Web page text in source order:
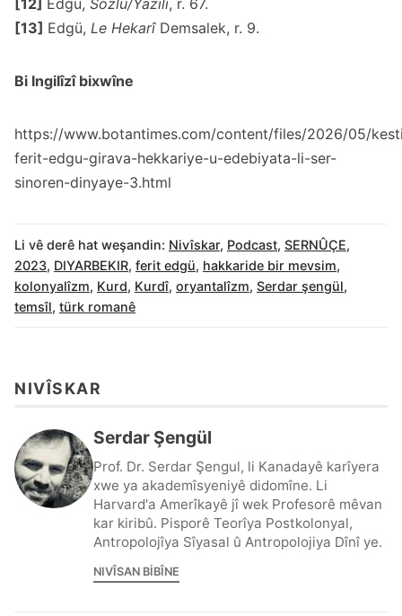
[12] Edgü, Sözlü/Yazılı, r. 67.
[13] Edgü, Le HekarîDemsalek, r. 9.
Bi Ingilîzî bixwîne
https://www.botantimes.com/content/files/2026/05/
ferit-edgu-girava-hekkariye-u-edebiyata-li-ser-
sinoren-dinyaye-3.html
Li vê derê hat weşandin: Nivîskar, Podcast, SERNÛÇE,
2023, DIYARBEKIR, ferit edgü, hakkaride bir mevsim,
kolonyalîzm, Kurd, Kurdî, oryantalîzm, Serdar şengül,
temsîl, türk romanê
NIVÎSKAR
Serdar Şengül
Prof. Dr. Serdar Şengul, li Kanadayê karîyera
xwe ya akademîsyeniyê didomîne. Li
Harvard'a Amerîkayê jî wek Profesorê mêvan
kar kiribû. Pisporê Teorîya Postkolonyal,
Antropolojîya Sîyasal û Antropolojiya Dînî ye.
NIVÎSAN BIBÎNE